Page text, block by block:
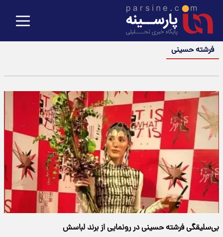
فرشته حسینی
بی‌سلیقگی فرشته حسینی در رونمایی از برند لباسش